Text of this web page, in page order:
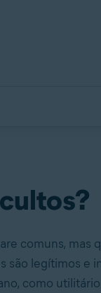
comuns, mas
são legítimos e
como